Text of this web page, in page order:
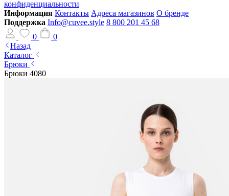
конфиденциальности
Информация Контакты Адреса магазинов О бренде
Поддержка Info@cuvee.style 8 800 201 45 68
0
0
Назад
Каталог
Брюки
Брюки 4080